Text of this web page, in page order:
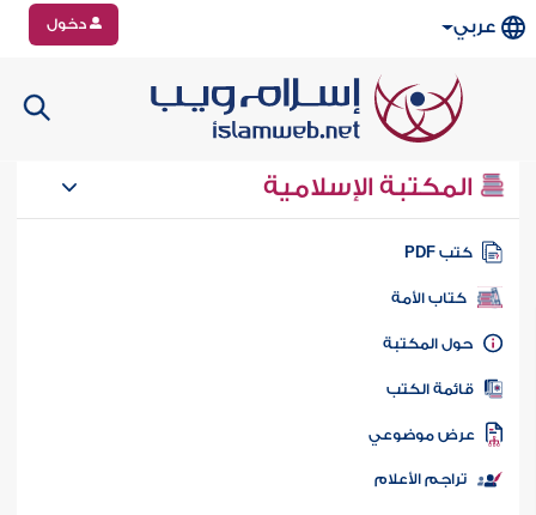
عربي دخول
المكتبة الإسلامية
كتب PDF
كتاب الأمة
المكتبة
الكتب
موضوعي